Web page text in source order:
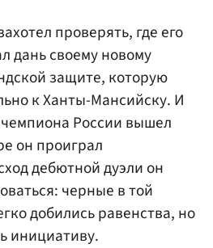
проверять, где его
дань своему новому
защите, которую
к Ханты-Мансийску. И
России вышел
он проиграл
дебютной дуэли он
черные в той
добились равенства, но
инициативу.